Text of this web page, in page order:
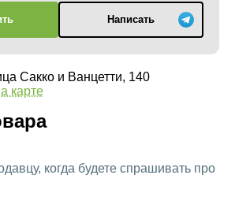
Написать
Сакко и Ванцетти, 140
карте
когда будете спрашивать про